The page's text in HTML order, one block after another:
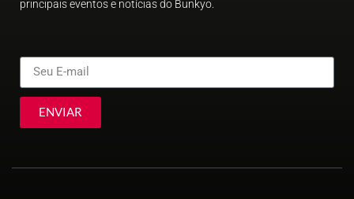
principais eventos e notícias do Bunkyo.
ENVIAR